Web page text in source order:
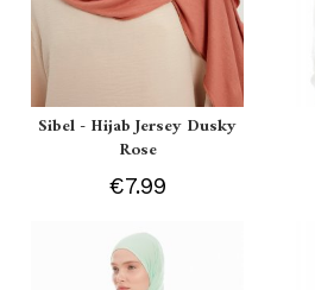
Sibel - Hijab Jersey Dusky
Rose
€7.99